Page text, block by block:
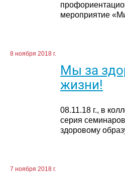
мероприятие
8 ноября 2018 г.
Мы за
жизни!
08.11.18 г., в
серия
здоровому
7 ноября 2018 г.